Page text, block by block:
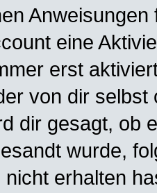
eine
erst
von dir selbst
dir gesagt, ob
wurde,
nicht erhalten